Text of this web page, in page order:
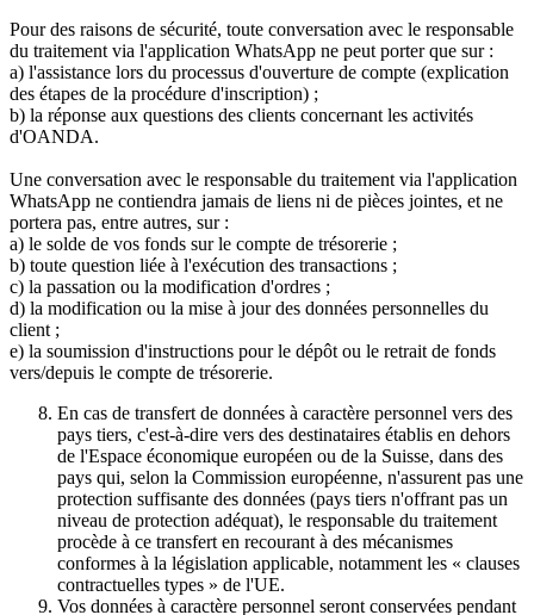
Pour des raisons de sécurité, toute conversation avec le responsable
du traitement via l'application WhatsApp ne peut porter que sur :
a) l'assistance lors du processus d'ouverture de compte (explication
des étapes de la procédure d'inscription) ;
b) la réponse aux questions des clients concernant les activités
d'OANDA.
Une conversation avec le responsable du traitement via l'application
WhatsApp ne contiendra jamais de liens ni de pièces jointes, et ne
portera pas, entre autres, sur :
a) le solde de vos fonds sur le compte de trésorerie ;
b) toute question liée à l'exécution des transactions ;
c) la passation ou la modification d'ordres ;
d) la modification ou la mise à jour des données personnelles du
client ;
e) la soumission d'instructions pour le dépôt ou le retrait de fonds
vers/depuis le compte de trésorerie.
En cas de transfert de données à caractère personnel vers des
pays tiers, c'est-à-dire vers des destinataires établis en dehors
de l'Espace économique européen ou de la Suisse, dans des
pays qui, selon la Commission européenne, n'assurent pas une
protection suffisante des données (pays tiers n'offrant pas un
niveau de protection adéquat), le responsable du traitement
procède à ce transfert en recourant à des mécanismes
conformes à la législation applicable, notamment les « clauses
contractuelles types » de l'UE.
Vos données à caractère personnel seront conservées pendant